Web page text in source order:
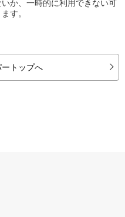
か、一時的に利用できない可
す。
トップへ